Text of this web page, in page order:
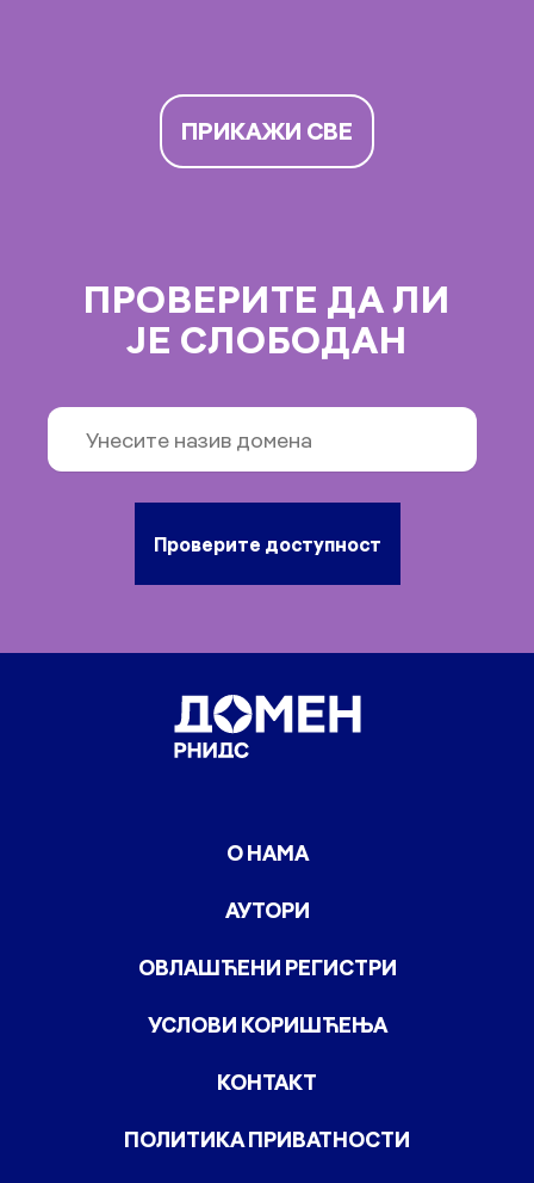
ПРИКАЖИ СВЕ
ПРОВЕРИТЕ ДА ЛИ
ЈЕ СЛОБОДАН
Проверите доступност
О НАМА
АУТОРИ
ОВЛАШЋЕНИ РЕГИСТРИ
УСЛОВИ КОРИШЋЕЊА
КОНТАКТ
ПОЛИТИКА ПРИВАТНОСТИ